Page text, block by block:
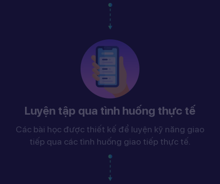
Luyện tập qua tình huống thực tế
Các bài học được thiết kế để luyện kỹ năng giao
tiếp qua các tình huống giao tiếp thực tế.